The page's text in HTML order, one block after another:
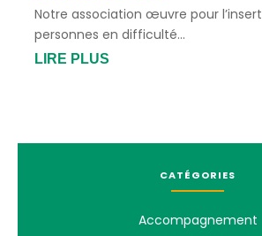
Notre association œuvre pour
personnes en difficulté...
LIRE PLUS
CATÉGORIES
Accompagnement